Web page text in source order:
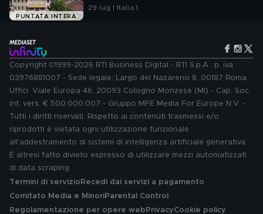
PUNTATA INTERA
29 lug | Italia 1
Copyright ©1999-2026 RTI Business Digital - RTI S.p.A.: p. iva
03976881007 - Sede legale: Largo del Nazareno 8, 00187 Roma.
Uffici: Viale Europa 46, 20093 Cologno Monzese (MI) - Cap. Soc.
int. vers. € 500.000.007 - Gruppo MFE Media For Europe N.V. -
Tutti i diritti riservati. Rispetto ai contenuti trasmessi e/o
riprodotti è vietata ogni utilizzazione funzionale
all'addestramento di sistemi di intelligenza artificiale generativa.
È altresì fatto divieto espresso di utilizzare mezzi automatizzati
di data scraping.
Termini di servizio Recedi dai servizi a pagamento
Comitato Media e MinoriParental Control
Regolamentazione per opere web PrivacyCookie policy